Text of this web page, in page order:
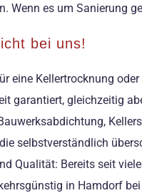
Wenn es um Sanierung
bei uns!
eine Kellertrocknung
garantiert, gleichzeitig
selbstverständlich
Qualität: Bereits seit
in Hamdorf